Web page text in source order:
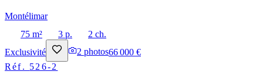
Montélimar
75 m²
3 p.
2 ch.
Exclusivité
2 photos66 000 €
Réf. 526-2